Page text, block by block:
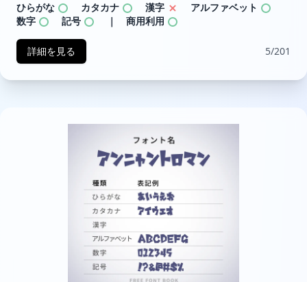
ひらがな
カタカナ 漢字
アルファベット
数字
記号 ｜ 商用利用
詳細を見る 5/201